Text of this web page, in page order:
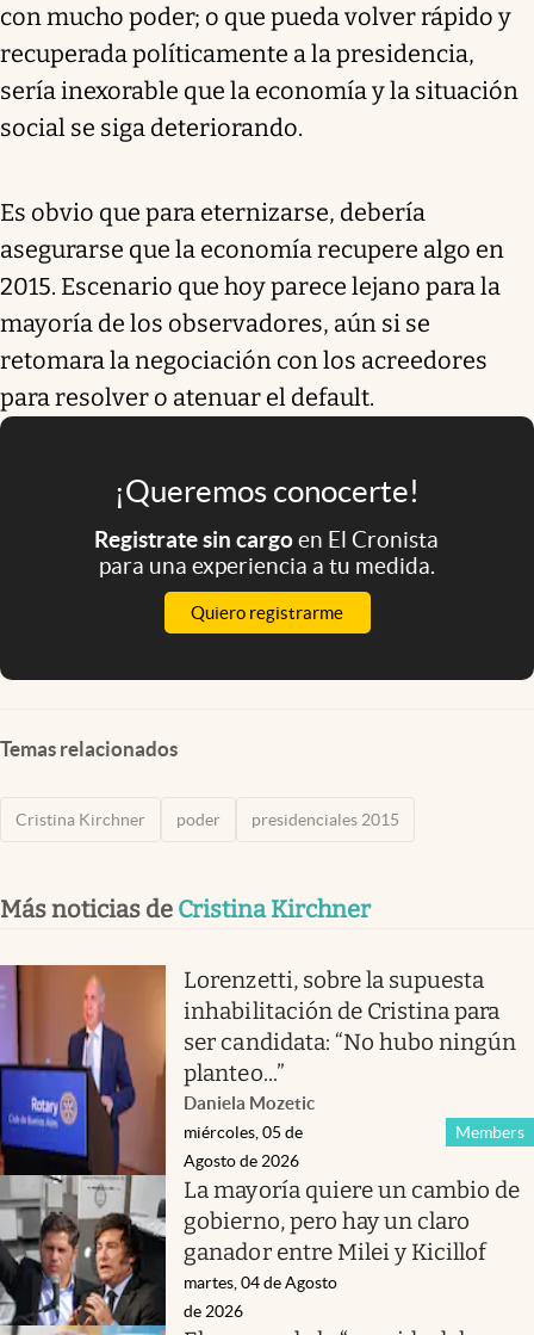
con mucho poder; o que pueda volver rápido y
recuperada políticamente a la presidencia,
sería inexorable que la economía y la situación
social se siga deteriorando.
Es obvio que para eternizarse, debería
asegurarse que la economía recupere algo en
2015. Escenario que hoy parece lejano para la
mayoría de los observadores, aún si se
retomara la negociación con los acreedores
para resolver o atenuar el default.
¡Queremos conocerte!
Registrate sin cargoen El Cronista
para una experiencia a tu medida.
Quiero registrarme
Temas relacionados
Cristina Kirchner poder presidenciales 2015
Más noticias de Cristina Kirchner
Lorenzetti, sobre la supuesta
inhabilitación de Cristina para
ser candidata: “No hubo ningún
planteo...”
Daniela Mozetic
Members
miércoles, 05 de
Agosto de 2026
La mayoría quiere un cambio de
gobierno, pero hay un claro
ganador entre Milei y Kicillof
martes, 04 de Agosto
de 2026